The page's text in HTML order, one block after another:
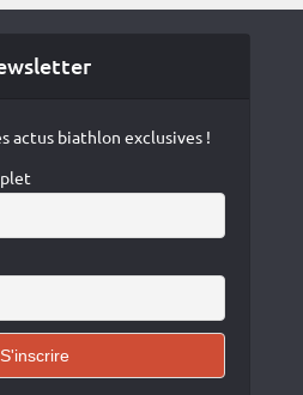
actus biathlon exclusives !